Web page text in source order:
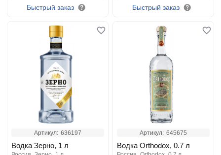
Быстрый заказ Быстрый заказ
Артикул: 636197
Водка Зерно, 1 л
Артикул: 645675
Водка Orthodox, 0.7 л